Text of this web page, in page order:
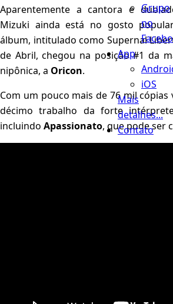
Grupo
no
App
iOS
Mais
detalhes...
Contato
Aparentemente a cantora e
Mizuki ainda está no gosto
álbum, intitulado como Supernal
de Abril, chegou na posição #1 da
nipônica, a Oricon.
Com um pouco mais de 76 mil cópias
décimo trabalho da forte
incluindo Apassionato, que pode ser